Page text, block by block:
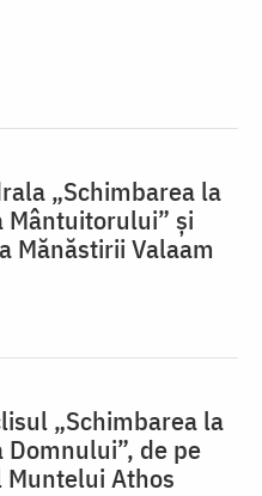
„Schimbarea la
Mântuitorului” și
Mănăstirii Valaam
„Schimbarea la
Domnului”, de pe
Athos